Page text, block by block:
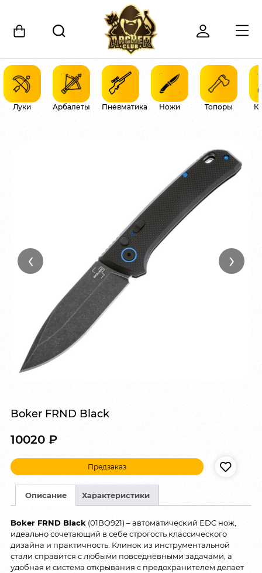
Луки Арбалеты Пневматика Ножи Топоры
‹ ›
Boker FRND Black
10020 ₽
Предзаказ
Описание Характеристики
Boker FRND Black (01BO921) – автоматический EDC нож,
идеально сочетающий в себе строгость классического
дизайна и практичность. Клинок из инструментальной
стали справится с любыми повседневными задачами, а
удобная и система открывания с предохранителем делает